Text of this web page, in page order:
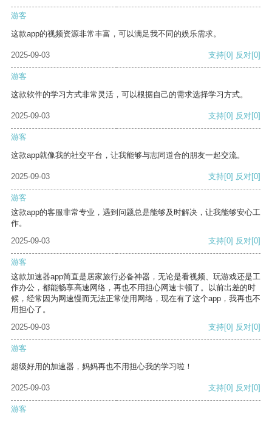
游客
这款app的视频资源非常丰富，可以满足我不同的娱乐需求。
2025-09-03 支持[0] 反对[0]
游客
这款软件的学习方式非常灵活，可以根据自己的需求选择学习方式。
2025-09-03 支持[0] 反对[0]
游客
这款app就像我的社交平台，让我能够与志同道合的朋友一起交流。
2025-09-03 支持[0] 反对[0]
游客
这款app的客服非常专业，遇到问题总是能够及时解决，让我能够安心工
作。
2025-09-03
支持[0] 反对[0]
游客
这款加速器app简直是居家旅行必备神器，无论是看视频、玩游戏还是工
作办公，都能畅享高速网络，再也不用担心网速卡顿了。以前出差的时
候，经常因为网速慢而无法正常使用网络，现在有了这个app，我再也不
用担心了。
2025-09-03
支持[0] 反对[0]
游客
超级好用的加速器，妈妈再也不用担心我的学习啦！
2025-09-03 支持[0] 反对[0]
游客